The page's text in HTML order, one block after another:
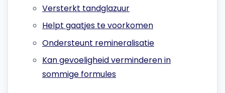
Versterkt tandglazuur
Helpt gaatjes te voorkomen
Ondersteunt remineralisatie
Kan gevoeligheid verminderen in
sommige formules